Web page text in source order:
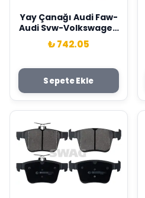
Yay Çanağı Audi Faw-
Audi Svw-Volkswagen
Shanghai Skoda Vw
Swag 4D0412391C-
8D0412065D
₺ 742.05
Sepete Ekle